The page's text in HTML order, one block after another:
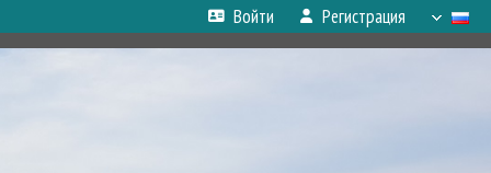
Войти Регистрация